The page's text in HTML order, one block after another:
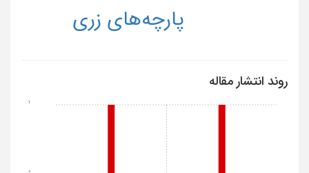
پارچه‌های زری
روند انتشار مقاله
0
1